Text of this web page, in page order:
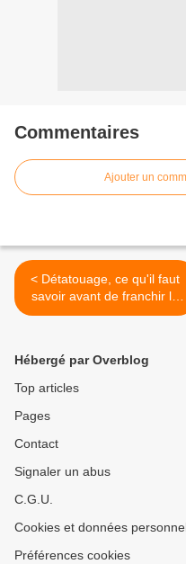
Commentaires
Ajouter un
< Détatouage, ce qu'il faut
savoir avant de franchir le
cap !
Hébergé par Overblog
Top articles
Pages
Contact
Signaler un abus
C.G.U.
Cookies et données
Préférences cookies